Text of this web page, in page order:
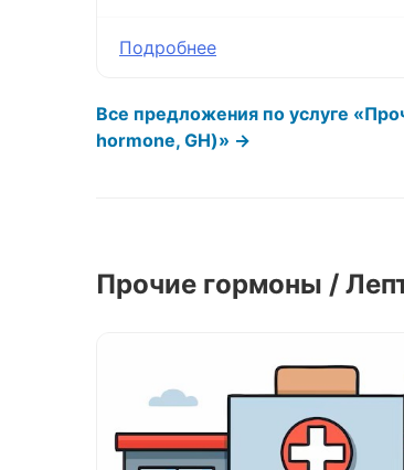
Подробнее
Все предложения по услуге
hormone, GH)» →
Прочие гормоны /